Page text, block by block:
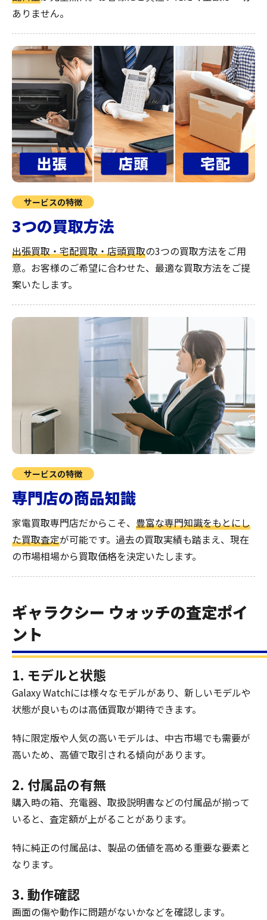
ありません。
サービスの特徴
3つの買取方法
出張買取・宅配買取・店頭買取の3つの買取方法をご用
意。お客様のご希望に合わせた、最適な買取方法をご提
案いたします。
サービスの特徴
専門店の商品知識
家電買取専門店だからこそ、 豊富な専門知識をもとにし
た買取査定が可能です。過去の買取実績も踏まえ、現在
の市場相場から買取価格を決定いたします。
ギャラクシー ウォッチの査定ポイ
ント
1. モデルと状態
Galaxy Watchには様々なモデルがあり、新しいモデルや
状態が良いものは高価買取が期待できます。
特に限定版や人気の高いモデルは、中古市場でも需要が
高いため、高値で取引される傾向があります。
2. 付属品の有無
購入時の箱、充電器、取扱説明書などの付属品が揃って
いると、査定額が上がることがあります。
特に純正の付属品は、製品の価値を高める重要な要素と
なります。
3. 動作確認
画面の傷や動作に問題がないかなどを確認します。